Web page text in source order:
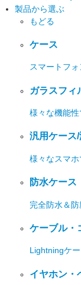
製品から選ぶ
もどる
ケース
スマートフ
ガラスフィ
様々な機能
汎用ケース
様々なスマ
防水ケース
完全防水＆
ケーブル・
Lightningケ
イヤホン・